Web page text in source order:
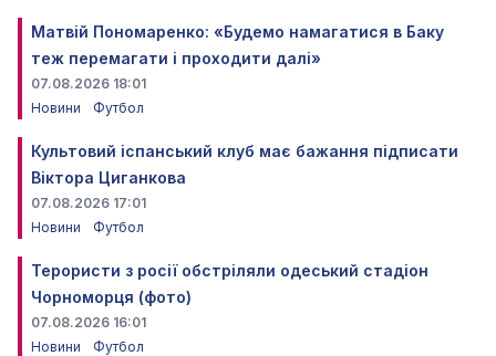
Матвій Пономаренко: «Будемо намагатися в Баку
теж перемагати і проходити далі»
07.08.2026 18:01
Новини
Футбол
Культовий іспанський клуб має бажання підписати
Віктора Циганкова
07.08.2026 17:01
Новини
Футбол
Терористи з росії обстріляли одеський стадіон
Чорноморця (фото)
07.08.2026 16:01
Новини
Футбол